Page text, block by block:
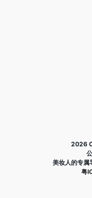
2026
美妆人的专属
粤